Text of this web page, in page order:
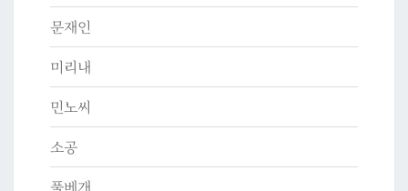
문재인
미리내
민노씨
소공